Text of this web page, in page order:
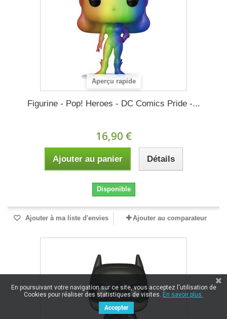
Aperçu rapide
Figurine - Pop! Heroes - DC Comics Pride -...
16,90 €
Ajouter au panier Détails
Disponible
Ajouter à ma liste d'envies Ajouter au comparateur
En poursuivant votre navigation sur ce site, vous acceptez l'utilisation de
Cookies pour réaliser des statistiques de visites. En savoir plus.
Accepter